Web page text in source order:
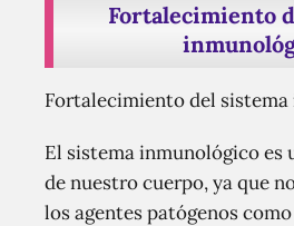
Fortalecimiento
Fortalecimiento del
El sistema inmunológico es
de nuestro cuerpo, ya que
los agentes patógenos